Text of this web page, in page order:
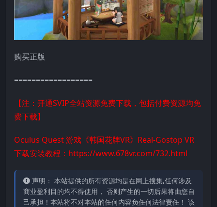
购买正版
==================
【注：开通SVIP全站资源免费下载，包括付费资源均免
费下载】
Oculus Quest 游戏《韩国花牌VR》Real-Gostop VR
下载安装教程： https://www.678vr.com/732.html
声明： 本站提供的所有资源均是在网上搜集,任何涉及
商业盈利目的均不得使用， 否则产生的一切后果将由您自
己承担！本站将不对本站的任何内容负任何法律责任！ 该